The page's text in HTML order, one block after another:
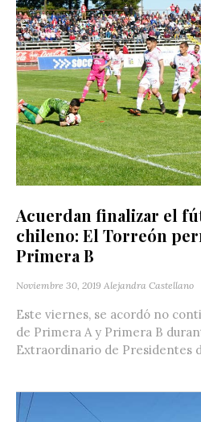
Acuerdan finalizar el
chileno: El Torreón
Primera B
Noviembre 30, 2019 Alejandra Castellano
Este viernes, se acordó no
de Primera A y Primera B
Extraordinario de Presidentes